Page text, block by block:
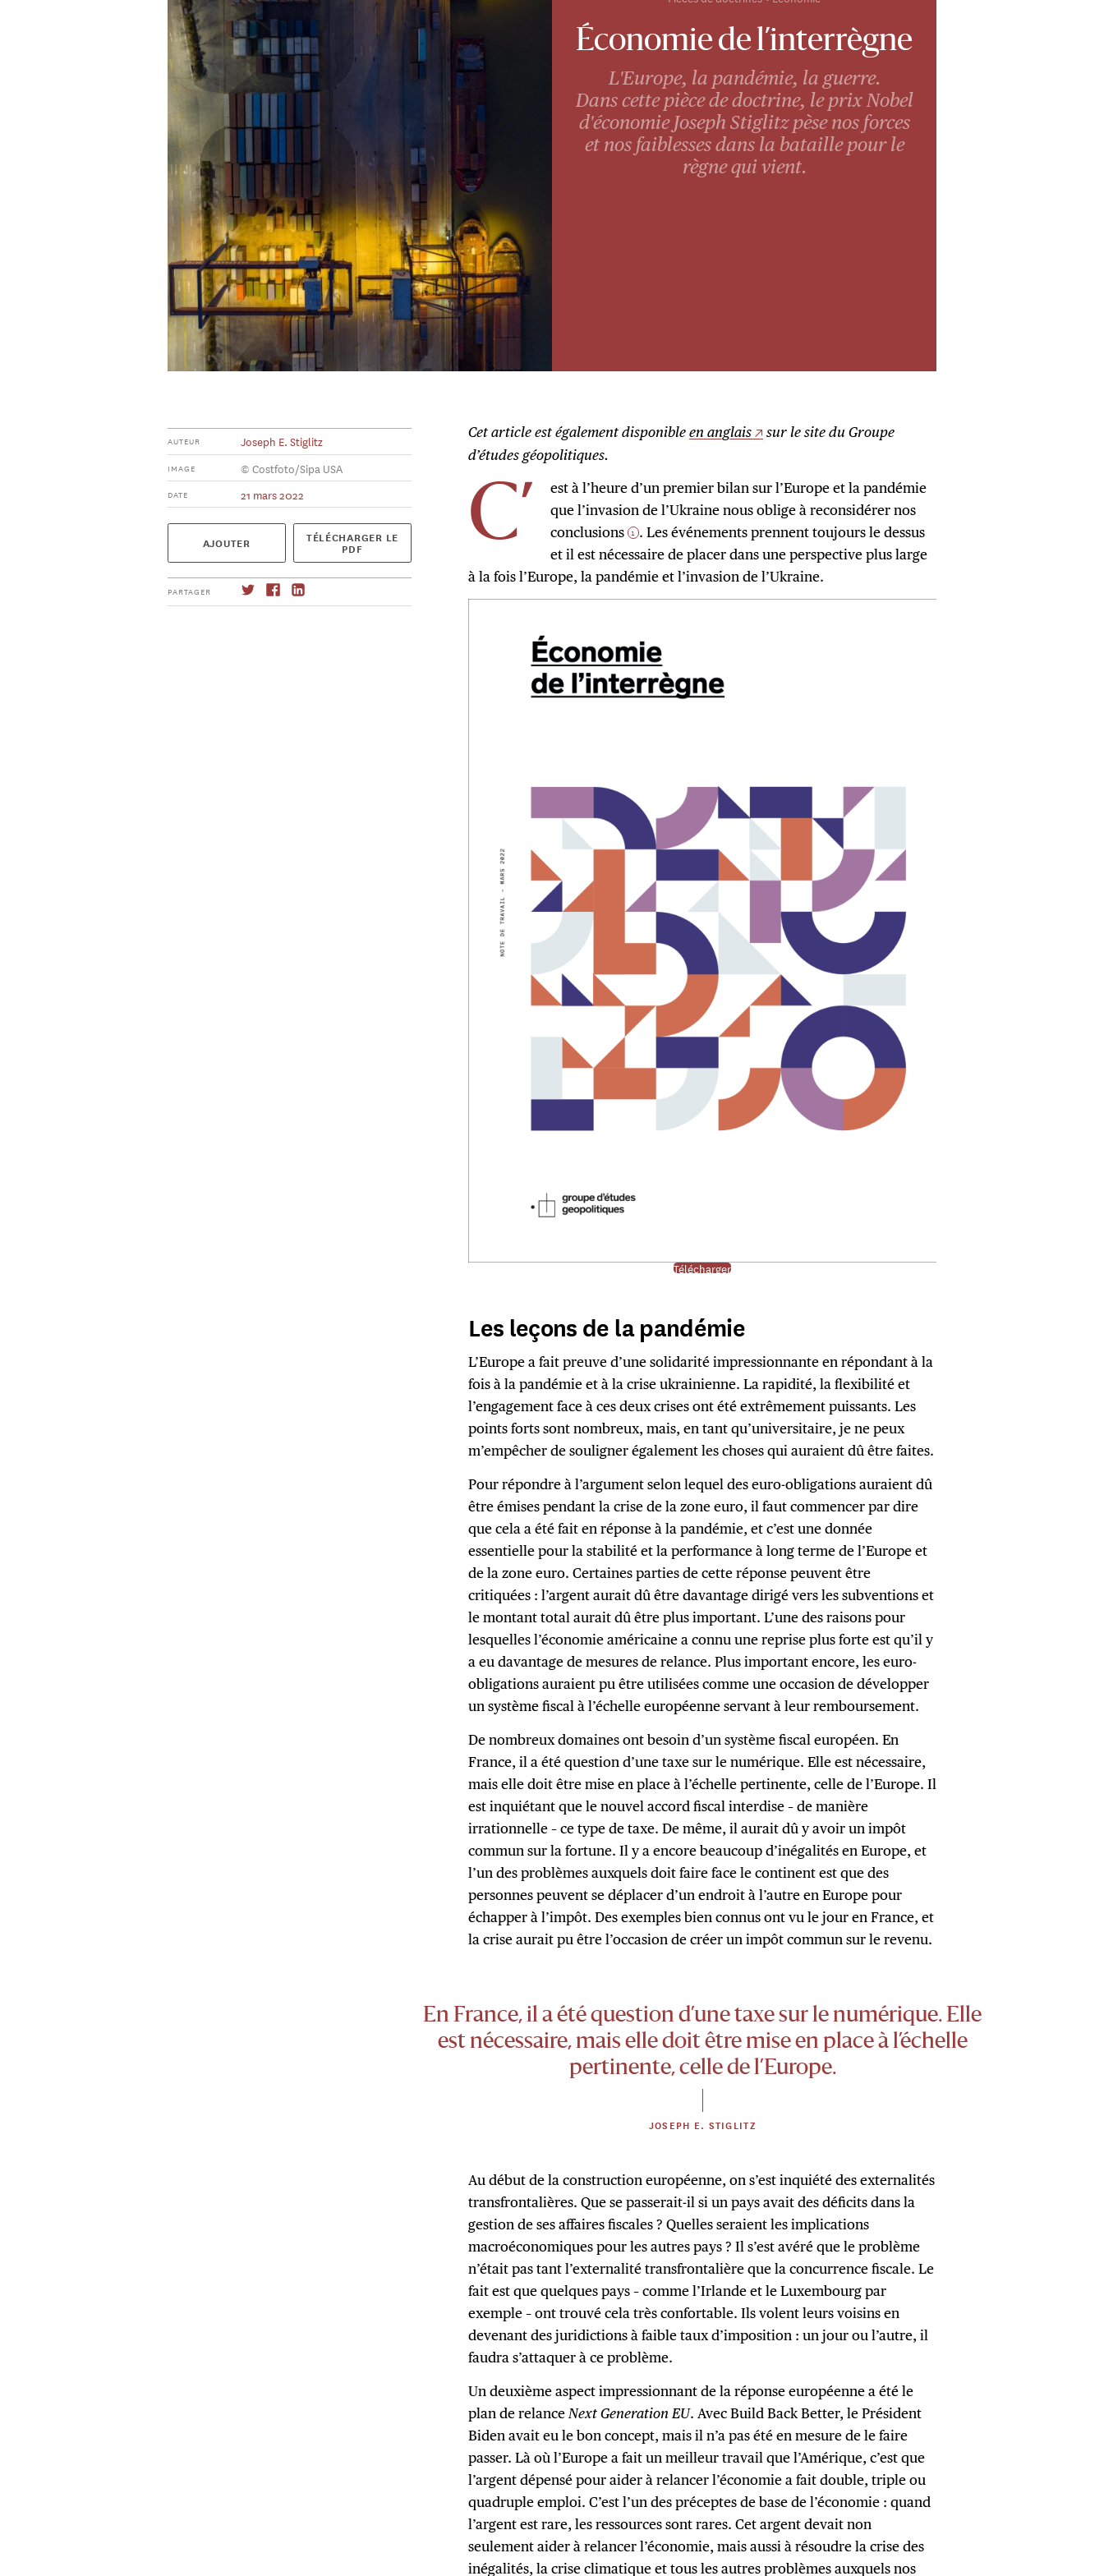
Économie de l’interrègne
L'Europe, la pandémie, la guerre.
Dans cette pièce de doctrine, le prix Nobel
d'économie Joseph Stiglitz pèse nos forces
et nos faiblesses dans la bataille pour le
règne qui vient.
AUTEUR Joseph E. Stiglitz
IMAGE © Costfoto/Sipa USA
DATE 21 mars 2022
AJOUTER TÉLÉCHARGER LE
PDF
PARTAGER
Cet article est également disponibleen anglais
sur le site du Groupe
d’études géopolitiques.
C’
est à l’heure d’un premier bilan sur l’Europe et la pandémie
que l’invasion de l’Ukraine nous oblige à reconsidérer nos
conclusions 1 . Les événements prennent toujours le dessus
et il est nécessaire de placer dans une perspective plus large
à la fois l’Europe, la pandémie et l’invasion de l’Ukraine.
Télécharger
Les leçons de la pandémie
L’Europe a fait preuve d’une solidarité impressionnante en répondant à la
fois à la pandémie et à la crise ukrainienne. La rapidité, la flexibilité et
l’engagement face à ces deux crises ont été extrêmement puissants. Les
points forts sont nombreux, mais, en tant qu’universitaire, je ne peux
m’empêcher de souligner également les choses qui auraient dû être faites.
Pour répondre à l’argument selon lequel des euro-obligations auraient dû
être émises pendant la crise de la zone euro, il faut commencer par dire
que cela a été fait en réponse à la pandémie, et c’est une donnée
essentielle pour la stabilité et la performance à long terme de l’Europe et
de la zone euro. Certaines parties de cette réponse peuvent être
critiquées : l’argent aurait dû être davantage dirigé vers les subventions et
le montant total aurait dû être plus important. L’une des raisons pour
lesquelles l’économie américaine a connu une reprise plus forte est qu’il y
a eu davantage de mesures de relance. Plus important encore, les euro-
obligations auraient pu être utilisées comme une occasion de développer
un système fiscal à l’échelle européenne servant à leur remboursement.
De nombreux domaines ont besoin d’un système fiscal européen. En
France, il a été question d’une taxe sur le numérique. Elle est nécessaire,
mais elle doit être mise en place à l’échelle pertinente, celle de l’Europe. Il
est inquiétant que le nouvel accord fiscal interdise – de manière
irrationnelle – ce type de taxe. De même, il aurait dû y avoir un impôt
commun sur la fortune. Il y a encore beaucoup d’inégalités en Europe, et
l’un des problèmes auxquels doit faire face le continent est que des
personnes peuvent se déplacer d’un endroit à l’autre en Europe pour
échapper à l’impôt. Des exemples bien connus ont vu le jour en France, et
la crise aurait pu être l’occasion de créer un impôt commun sur le revenu.
En France, il a été question d’une taxe sur le numérique. Elle
est nécessaire, mais elle doit être mise en place à l’échelle
pertinente, celle de l’Europe.
JOSEPH E. STIGLITZ
Au début de la construction européenne, on s’est inquiété des externalités
transfrontalières. Que se passerait-il si un pays avait des déficits dans la
gestion de ses affaires fiscales ? Quelles seraient les implications
macroéconomiques pour les autres pays ? Il s’est avéré que le problème
n’était pas tant l’externalité transfrontalière que la concurrence fiscale. Le
fait est que quelques pays – comme l’Irlande et le Luxembourg par
exemple – ont trouvé cela très confortable. Ils volent leurs voisins en
devenant des juridictions à faible taux d’imposition : un jour ou l’autre, il
faudra s’attaquer à ce problème.
Un deuxième aspect impressionnant de la réponse européenne a été le
plan de relance Next Generation EU. Avec Build Back Better, le Président
Biden avait eu le bon concept, mais il n’a pas été en mesure de le faire
passer. Là où l’Europe a fait un meilleur travail que l’Amérique, c’est que
l’argent dépensé pour aider à relancer l’économie a fait double, triple ou
quadruple emploi. C’est l’un des préceptes de base de l’économie : quand
l’argent est rare, les ressources sont rares. Cet argent devait non
seulement aider à relancer l’économie, mais aussi à résoudre la crise des
inégalités, la crise climatique et tous les autres problèmes auxquels nos